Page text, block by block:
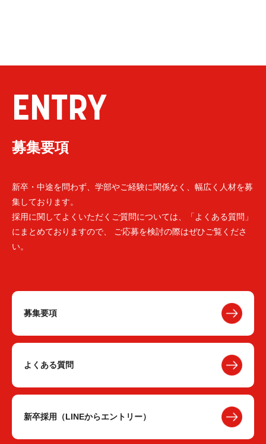
ENTRY
募集要項
新卒・中途を問わず、学部やご経験に関係なく、幅広く人材を募
集しております。
採用に関してよくいただくご質問については、「よくある質問」
にまとめておりますので、 ご応募を検討の際はぜひご覧くださ
い。
募集要項
よくある質問
新卒採用（LINEからエントリー）